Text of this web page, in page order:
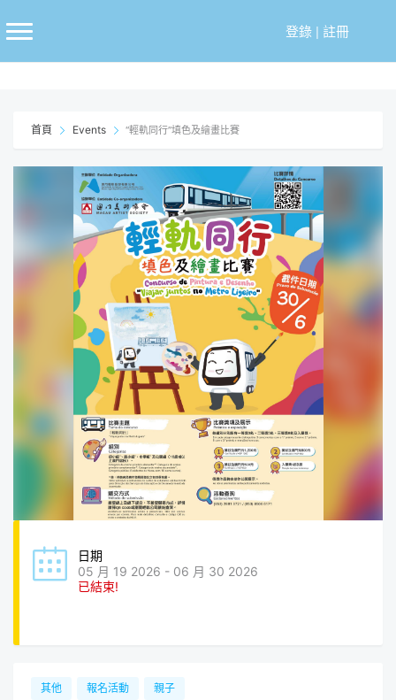
至
登錄| 註冊
首頁 Events “輕軌同行”填色及繪畫比賽
日期
05 月 19 2026 - 06 月 30 2026
已結束!
其他 報名活動 親子